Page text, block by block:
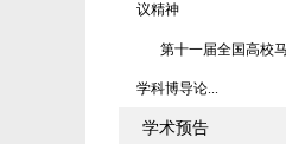
议精神
第十一届全国高校
学科博导论...
学术预告